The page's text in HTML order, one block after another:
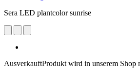
Sera LED plantcolor sunrise
AusverkauftProdukt wird in unserem Shop